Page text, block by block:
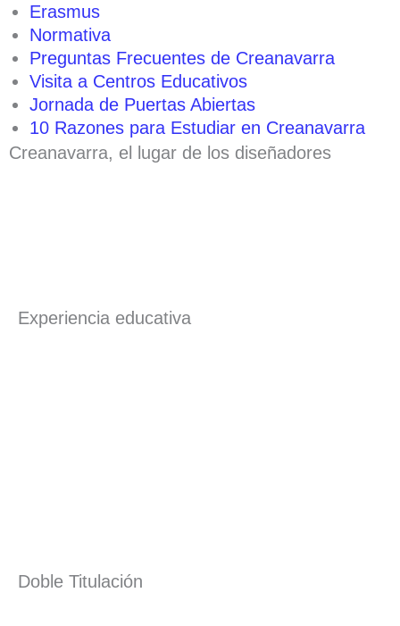
Erasmus
Normativa
Preguntas Frecuentes de Creanavarra
Visita a Centros Educativos
Jornada de Puertas Abiertas
10 Razones para Estudiar en Creanavarra
Creanavarra, el lugar de los diseñadores
Experiencia educativa
Doble Titulación